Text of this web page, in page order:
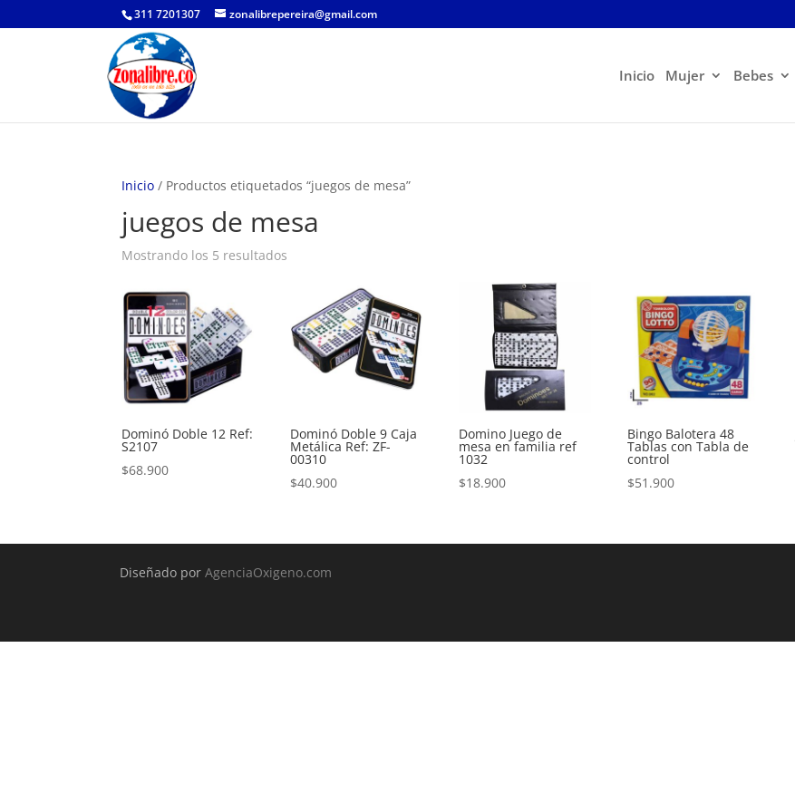
311 7201307 zonalibrepereira@gmail.com
Inicio Mujer Bebes
Inicio / Productos etiquetados “juegos de mesa”
juegos de mesa
Mostrando los 5 resultados
últimos
Dominó Doble 12 Ref:
S2107
$68.900
Dominó Doble 9 Caja
Metálica Ref: ZF-
00310
$40.900
Domino Juego de
mesa en familia ref
1032
$18.900
Bingo Balotera 48
Tablas con Tabla de
control
$51.900
Diseñado por AgenciaOxigeno.com